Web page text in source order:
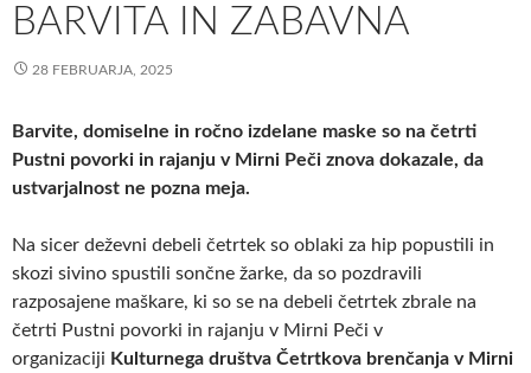
BARVITA IN ZABAVNA
28 FEBRUARJA, 2025
Barvite, domiselne in ročno izdelane maske so na četrti
Pustni povorki in rajanju v Mirni Peči znova dokazale, da
ustvarjalnost ne pozna meja.
Na sicer deževni debeli četrtek so oblaki za hip popustili in
skozi sivino spustili sončne žarke, da so pozdravili
razposajene maškare, ki so se na debeli četrtek zbrale na
četrti Pustni povorki in rajanju v Mirni Peči v
organizaciji Kulturnega društva Četrtkova brenčanja v Mirni